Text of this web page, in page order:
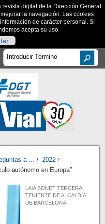
digital de la Dirección General
la navegación. Las cookies
de carácter personal. Si
acepta su uso.
a ...
2022
autónomo en Europa”
LAIA BONET TERCERA
TENIENTE DE ALCALDÍA
DE BARCELONA